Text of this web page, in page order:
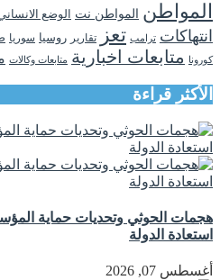
المواطن المواطن نت الوضع
انتهاكات ترامب تعز تقارير روسيا سوريا
كورونا متابعات اخبارية متابعات وكالات
الأكثر قراءة
هجمات الحوثي وتحديات حماية
استعادة الدولة
أغسطس 07, 2026